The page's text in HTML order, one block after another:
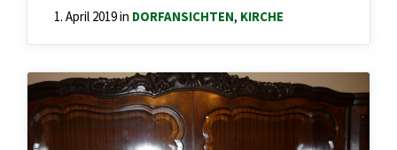
1. April 2019in DORFANSICHTEN, KIRCHE